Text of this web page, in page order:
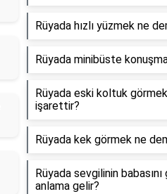
Rüyada hızlı yüzmek ne
Rüyada minibüste
Rüyada eski koltuk
işarettir?
Rüyada kek görmek ne
Rüyada sevgilinin
anlama gelir?